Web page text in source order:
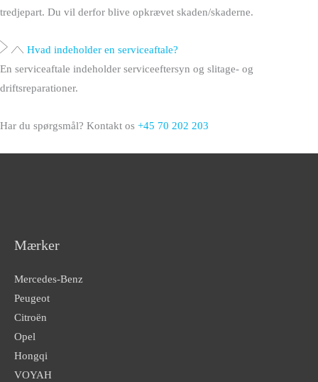
tredjepart. Du vil derfor blive opkrævet skaden/skaderne.
Hvad indeholder en serviceaftale?
En serviceaftale indeholder serviceeftersyn og slitage- og
driftsreparationer.
Har du spørgsmål? Kontakt os +45 70 202 203
Mærker
Mercedes-Benz
Peugeot
Citroën
Opel
Hongqi
VOYAH